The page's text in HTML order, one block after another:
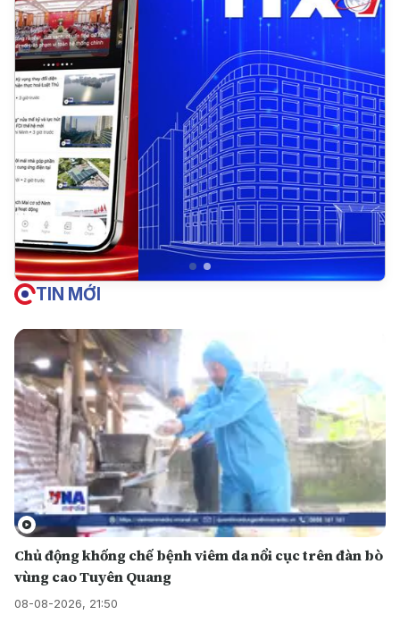
TIN MỚI
Chủ động khống chế bệnh viêm da nổi cục trên đàn bò
vùng cao Tuyên Quang
08-08-2026, 21:50